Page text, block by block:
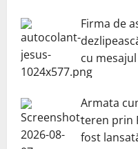
Firma de
cu
Armata
teren prin
fost